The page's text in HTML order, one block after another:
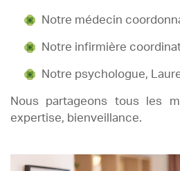
Notre médecin
Notre infirmière
Notre psychologue,
Nous partageons tous les
expertise, bienveillance.